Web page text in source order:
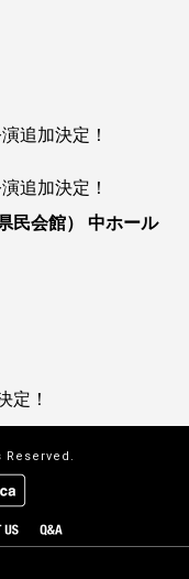
追加決定！
追加決定！
民会館） 中ホール
定！
Reserved.